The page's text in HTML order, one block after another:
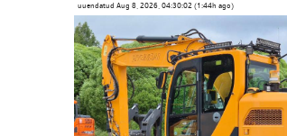
uuendatud Aug 8, 2026, 04:30:02 (1:44h ago)